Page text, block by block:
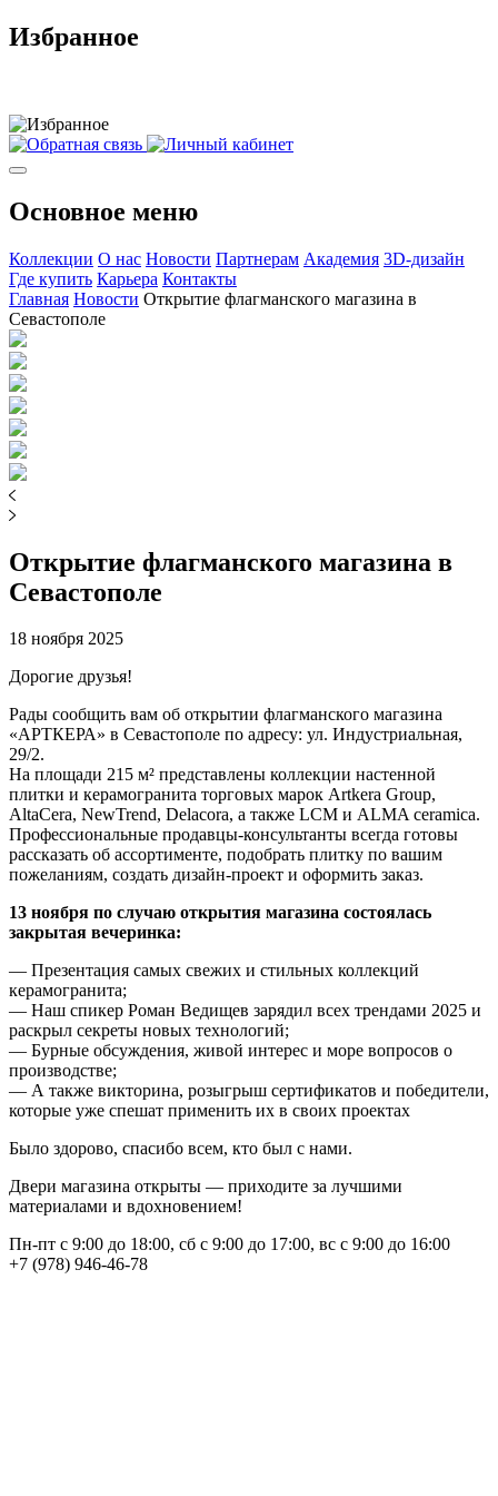
Избранное
Основное меню
Коллекции О нас Новости Партнерам Академия 3D-дизайн
Где купить Карьера Контакты
Главная Новости Открытие флагманского магазина в
Севастополе
Открытие флагманского магазина в
Севастополе
18 ноября 2025
Дорогие друзья!
Рады сообщить вам об открытии флагманского магазина
«АРТКЕРА» в Севастополе по адресу: ул. Индустриальная,
29/2.
На площади 215 м² представлены коллекции настенной
плитки и керамогранита торговых марок Artkera Group,
AltaCera, NewTrend, Delacora, а также LCM и ALMA ceramica.
Профессиональные продавцы-консультанты всегда готовы
рассказать об ассортименте, подобрать плитку по вашим
пожеланиям, создать дизайн-проект и оформить заказ.
13 ноября по случаю открытия магазина состоялась
закрытая вечеринка:
— Презентация самых свежих и стильных коллекций
керамогранита;
— Наш спикер Роман Ведищев зарядил всех трендами 2025 и
раскрыл секреты новых технологий;
— Бурные обсуждения, живой интерес и море вопросов о
производстве;
— А также викторина, розыгрыш сертификатов и победители,
которые уже спешат применить их в своих проектах
Было здорово, спасибо всем, кто был с нами.
Двери магазина открыты — приходите за лучшими
материалами и вдохновением!
Пн-пт с 9:00 до 18:00, сб с 9:00 до 17:00, вс с 9:00 до 16:00
+7 (978) 946-46-78